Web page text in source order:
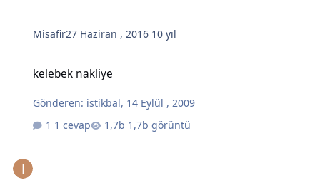
Misafir27 Haziran , 2016 10 yıl
kelebek nakliye
Gönderen: istikbal, 14 Eylül , 2009
1 cevap
1,7b görüntü